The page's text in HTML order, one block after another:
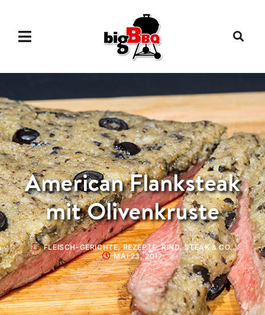
American Flanksteak
mit Olivenkruste
FLEISCH-GERICHTE,REZEPTE,RIND,STEAK & CO.
MAI 23, 2017